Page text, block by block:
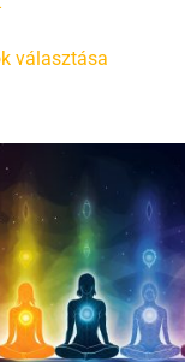
választása